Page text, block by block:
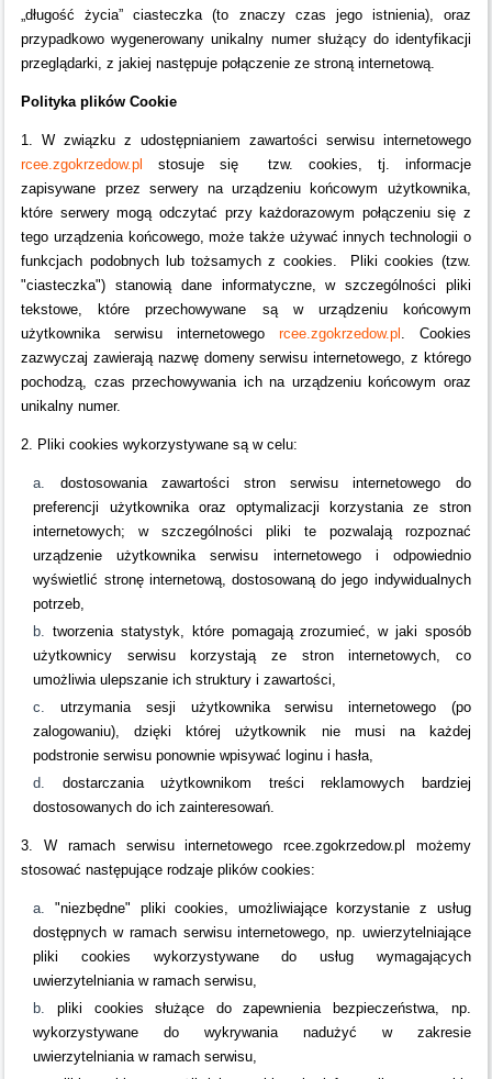
„długość życia” ciasteczka (to znaczy czas jego istnienia), oraz
przypadkowo wygenerowany unikalny numer służący do identyfikacji
przeglądarki, z jakiej następuje połączenie ze stroną internetową.
Polityka plików Cookie
1. W związku z udostępnianiem zawartości serwisu internetowego
rcee.zgokrzedow.pl
stosuje się tzw. cookies, tj. informacje
zapisywane przez serwery na urządzeniu końcowym użytkownika,
które serwery mogą odczytać przy każdorazowym połączeniu się z
tego urządzenia końcowego, może także używać innych technologii o
funkcjach podobnych lub tożsamych z cookies. Pliki cookies (tzw.
"ciasteczka") stanowią dane informatyczne, w szczególności pliki
tekstowe, które przechowywane są w urządzeniu końcowym
użytkownika serwisu internetowego rcee.zgokrzedow.pl . Cookies
zazwyczaj zawierają nazwę domeny serwisu internetowego, z którego
pochodzą, czas przechowywania ich na urządzeniu końcowym oraz
unikalny numer.
2. Pliki cookies wykorzystywane są w celu:
dostosowania zawartości stron serwisu internetowego do
preferencji użytkownika oraz optymalizacji korzystania ze stron
internetowych; w szczególności pliki te pozwalają rozpoznać
urządzenie użytkownika serwisu internetowego i odpowiednio
wyświetlić stronę internetową, dostosowaną do jego indywidualnych
potrzeb,
tworzenia statystyk, które pomagają zrozumieć, w jaki sposób
użytkownicy serwisu korzystają ze stron internetowych, co
umożliwia ulepszanie ich struktury i zawartości,
utrzymania sesji użytkownika serwisu internetowego (po
zalogowaniu), dzięki której użytkownik nie musi na każdej
podstronie serwisu ponownie wpisywać loginu i hasła,
dostarczania użytkownikom treści reklamowych bardziej
dostosowanych do ich zainteresowań.
3. W ramach serwisu internetowego rcee.zgokrzedow.pl możemy
stosować następujące rodzaje plików cookies:
"niezbędne" pliki cookies, umożliwiające korzystanie z usług
dostępnych w ramach serwisu internetowego, np. uwierzytelniające
pliki cookies wykorzystywane do usług wymagających
uwierzytelniania w ramach serwisu,
pliki cookies służące do zapewnienia bezpieczeństwa, np.
wykorzystywane do wykrywania nadużyć w zakresie
uwierzytelniania w ramach serwisu,